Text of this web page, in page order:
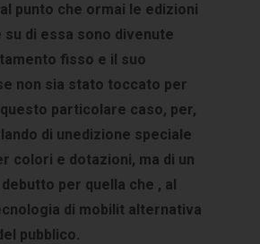
punto che ormai le edizioni
su di essa sono divenute
fisso e il suo
non sia stato toccato per
particolare caso, per,
di unedizione speciale
colori e dotazioni, ma di un
per quella che , al
di mobilit alternativa
pubblico.